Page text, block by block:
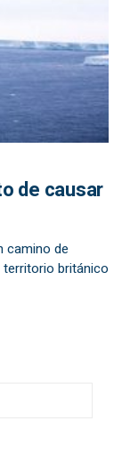
de causar
camino de
británico